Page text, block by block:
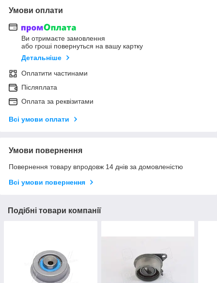
Умови оплати
Ви отримаєте замовлення
або гроші повернуться на вашу картку
Детальніше
Оплатити частинами
Післяплата
Оплата за реквізитами
Всі умови оплати
Умови повернення
Повернення товару впродовж 14 днів за домовленістю
Всі умови повернення
Подібні товари компанії